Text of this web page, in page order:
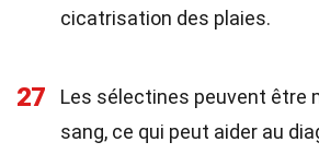
cicatrisation des plaies.
27
Les sélectines peuvent être
sang, ce qui peut aider au